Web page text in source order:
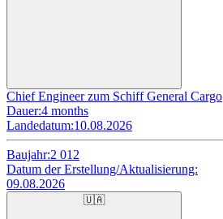
Chief Engineer zum Schiff General Cargo
Dauer:4 months
Landedatum:10.08.2026
Baujahr:2 012
Datum der Erstellung/Aktualisierung:
09.08.2026
🇺🇦